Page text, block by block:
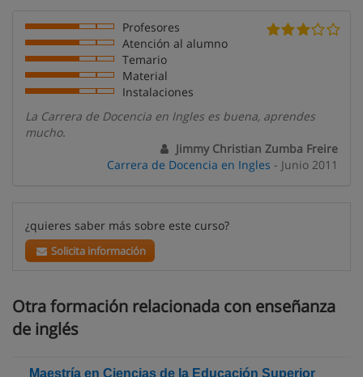
Profesores
Atención al alumno
Temario
Material
Instalaciones
La Carrera de Docencia en Ingles es buena, aprendes
mucho.
Jimmy Christian Zumba Freire
Carrera de Docencia en Ingles - Junio 2011
¿quieres saber más sobre este curso?
Solicita información
Otra formación relacionada con enseñanza
de inglés
Maestría en Ciencias de la Educación Superior